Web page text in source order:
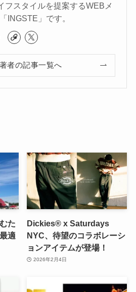
フスタイルを提案するWEBメ
INGSTE」です。
者の記事一覧へ
た
適
Dickies®︎ x Saturdays
NYC、待望のコラボレーシ
ョンアイテムが登場！
2026年2月4日